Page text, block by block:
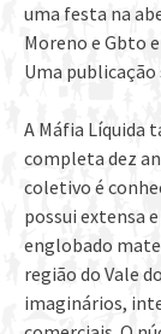
uma festa na
Moreno e Gbto
Uma
A Máfia Líquida
completa dez
coletivo é
possui extensa
englobado
região do Vale
imaginários,